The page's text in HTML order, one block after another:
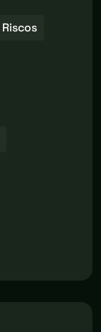
Riscos